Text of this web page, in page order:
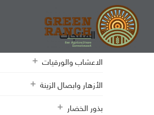
المنتجات
الاعشاب والورقيات
الأزهار وابصال الزينة
بذور الخضار